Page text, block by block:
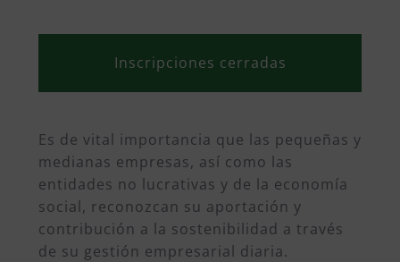
Inscripciones cerradas
Es de vital importancia que las pequeñas y
medianas empresas, así como las
entidades no lucrativas y de la economía
social, reconozcan su aportación y
contribución a la sostenibilidad a través
de su gestión empresarial diaria.